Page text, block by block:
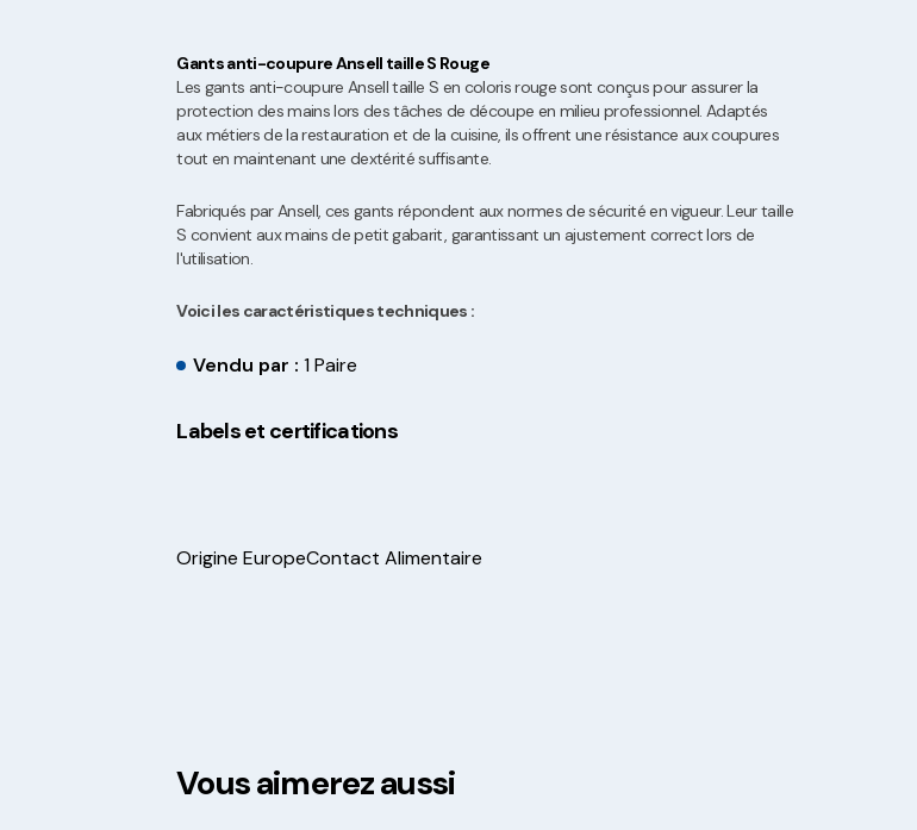
Gants anti-coupure Ansell taille S Rouge
Les gants anti-coupure Ansell taille S en coloris rouge sont conçus pour assurer la
protection des mains lors des tâches de découpe en milieu professionnel. Adaptés
aux métiers de la restauration et de la cuisine, ils offrent une résistance aux coupures
tout en maintenant une dextérité suffisante.
Fabriqués par Ansell, ces gants répondent aux normes de sécurité en vigueur. Leur taille
S convient aux mains de petit gabarit, garantissant un ajustement correct lors de
l'utilisation.
Voici les caractéristiques techniques :
Vendu par :1 Paire
Labels et certifications
Origine EuropeContact Alimentaire
Vous aimerez aussi